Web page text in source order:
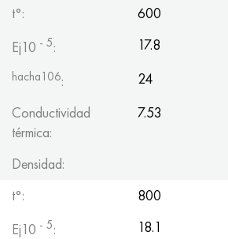
t°:
600
Ej10 - 5: 17.8
hacha106:
24
Conductividad
térmica:
7.53
Densidad:
t°:
800
Ej10 - 5: 18.1